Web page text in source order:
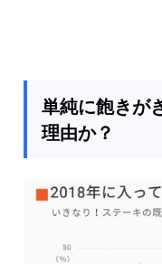
単純に飽きが
理由か？